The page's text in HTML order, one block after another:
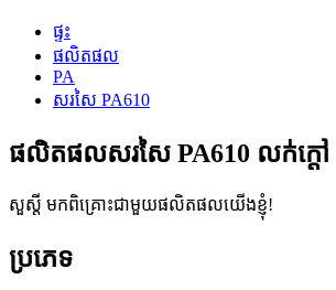
ផ្ទះ
ផលិតផល
PA
សរសៃ PA610
ផលិតផលសរសៃ PA610 លក់ក្តៅ
សួស្តី មកពិគ្រោះជាមួយផលិតផលយើងខ្ញុំ!
ប្រភេទ